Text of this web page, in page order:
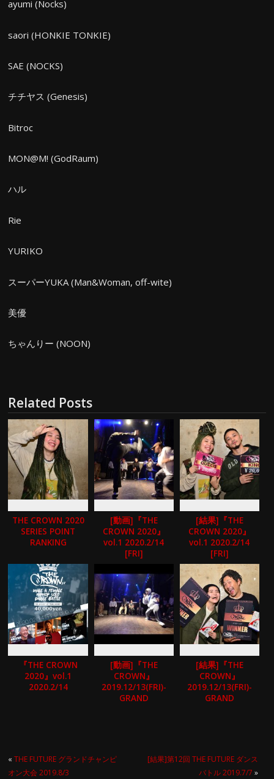
ayumi (Nocks)
saori (HONKIE TONKIE)
SAE (NOCKS)
チチヤス (Genesis)
Bitroc
MON@M! (GodRaum)
ハル
Rie
YURIKO
スーパーYUKA (Man&Woman, off-wite)
美優
ちゃんりー (NOON)
Related Posts
THE CROWN 2020
SERIES POINT
RANKING
[動画]『THE
CROWN 2020』
vol.1 2020.2/14
[FRI]
[結果]『THE
CROWN 2020』
vol.1 2020.2/14
[FRI]
『THE CROWN
2020』vol.1
2020.2/14
[動画]『THE
CROWN』
2019.12/13(FRI)-
GRAND
[結果]『THE
CROWN』
2019.12/13(FRI)-
GRAND
«THE FUTURE グランドチャンピ
オン大会 2019.8/3
[結果]第12回 THE FUTURE ダンス
バトル 2019.7/7 »